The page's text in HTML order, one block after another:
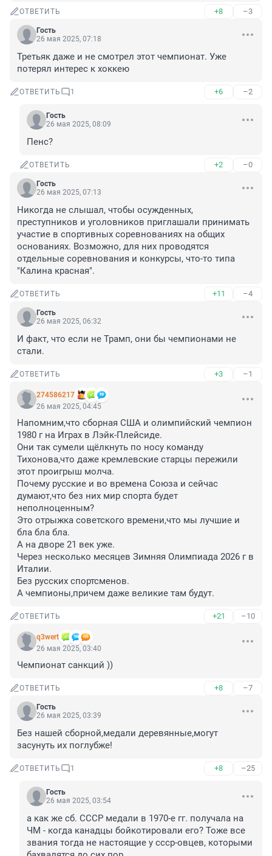
ОТВЕТИТЬ +8 –3
Гость
26 мая 2025, 07:18
Третьяк даже и не смотрел этот чемпионат. Уже
потерял интерес к хоккею
ОТВЕТИТЬ 1 +6 –2
Гость
26 мая 2025, 08:09
Пенс?
ОТВЕТИТЬ +2 –0
Гость
26 мая 2025, 07:13
Никогда не слышал, чтобы осужденных,
преступников и уголовников приглашали принимать
участие в спортивных соревнованиях на общих
основаниях. Возможно, для них проводятся
отдельные соревнования и конкурсы, что-то типа
"Калина красная".
ОТВЕТИТЬ +11 –4
Гость
26 мая 2025, 06:32
И факт, что если не Трамп, они бы чемпионами не
стали.
ОТВЕТИТЬ +3 –1
274586217
26 мая 2025, 04:45
Напомним,что сборная США и олимпийский чемпион
1980 г на Играх в Лэйк-Плейсиде.
Они так сумели щёлкнуть по носу команду
Тихонова,что даже кремлевские старцы пережили
этот проигрыш молча.
Почему русские и во времена Союза и сейчас
думают,что без них мир спорта будет
неполноценным?
Это отрыжка советского времени,что мы лучшие и
бла бла бла.
А на дворе 21 век уже.
Через несколько месяцев Зимняя Олимпиада 2026 г в
Италии.
Без русских спортсменов.
А чемпионы,причем даже великие там будут.
ОТВЕТИТЬ +21 –10
q3wert
26 мая 2025, 03:40
Чемпионат санкций ))
ОТВЕТИТЬ +8 –7
Гость
26 мая 2025, 03:39
Без нашей сборной,медали деревянные,могут
засунуть их поглубже!
ОТВЕТИТЬ 1 +8 –25
Гость
26 мая 2025, 03:54
а как же сб. СССР медали в 1970-е гг. получала на
ЧМ - когда канадцы бойкотировали его? Тоже все
звания тогда не настоящие у ссср-овцев, которыми